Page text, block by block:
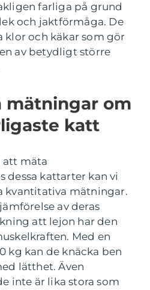
farliga på grund
och jaktförmåga. De
klor och käkar som gör
av betydligt större
mätningar om
katt
att mäta
dessa kattarter kan vi
kvantitativa mätningar.
av deras
att lejon har den
Med en
kg kan de knäcka ben
lätthet. Även
inte är lika stora som